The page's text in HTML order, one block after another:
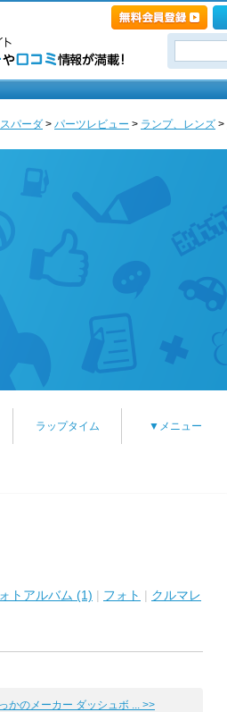
パーダ > パーツレビュー > ランプ、レンズ >
ラップタイム ▼メニュー
トアルバム (1) | フォト | クルマレ
かのメーカー ダッシュボ ... >>